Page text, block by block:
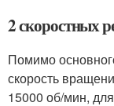
2 скоростных
Помимо
скорость
15000 об/мин,